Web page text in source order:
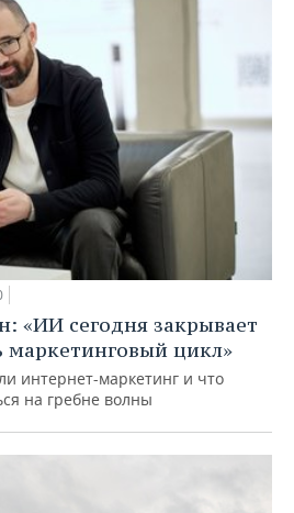
«ИИ сегодня закрывает
маркетинговый цикл»
интернет-маркетинг и что
на гребне волны